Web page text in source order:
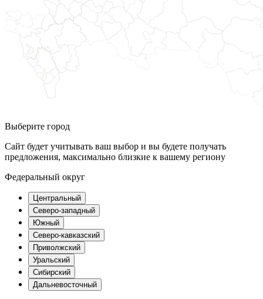
Выберите город
Сайт будет учитывать ваш выбор и вы будете получать
предложения, максимально близкие к вашему региону
Федеральный округ
Центральный
Северо-западный
Южный
Северо-кавказский
Приволжский
Уральский
Сибирский
Дальневосточный